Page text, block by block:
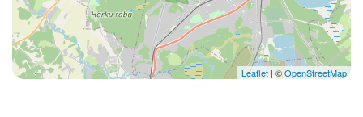
Leaflet | ©OpenStreetMap